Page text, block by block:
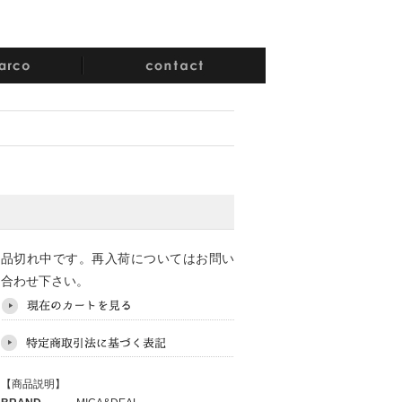
品切れ中です。再入荷についてはお問い
合わせ下さい。
【商品説明】